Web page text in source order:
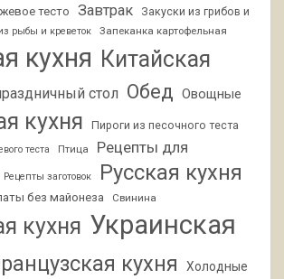
тесто Завтрак
Закуски из грибов и
рыбы и креветок Запеканка картофельная
кухня Китайская
стол Обед Овощные
кухня Пироги из песочного теста
теста Птица
Рецепты для
Рецепты заготовок Русская кухня
без майонеза Свинина
кухня Украинская
кухня
Холодные